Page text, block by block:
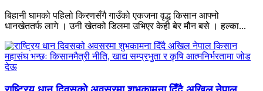
बिहानी घामको पहिलो किरणसँगै गाउँको एकजना वृद्ध किसान आफ्नो
धानखेततर्फ लागे । उनी खेतको डिलमा उभिएर केही बेर मौन बसे । हल्का...